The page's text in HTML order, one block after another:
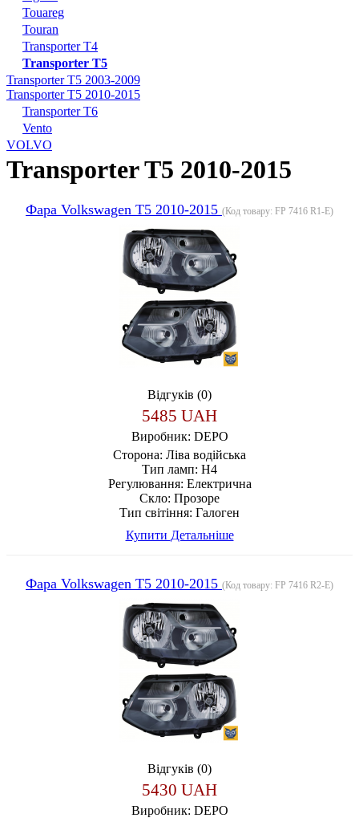
Touareg
Touran
Transporter T4
Transporter T5
Transporter T5 2003-2009
Transporter T5 2010-2015
Transporter T6
Vento
VOLVO
Transporter T5 2010-2015
Фара Volkswagen T5 2010-2015 (Код товару: FP 7416 R1-E)
Відгуків (0)
5485 UAH
Виробник: DEPO
Сторона: Ліва водійська
Тип ламп: H4
Регулювання: Електрична
Скло: Прозоре
Тип світіння: Галоген
Купити Детальніше
Фара Volkswagen T5 2010-2015 (Код товару: FP 7416 R2-E)
Відгуків (0)
5430 UAH
Виробник: DEPO